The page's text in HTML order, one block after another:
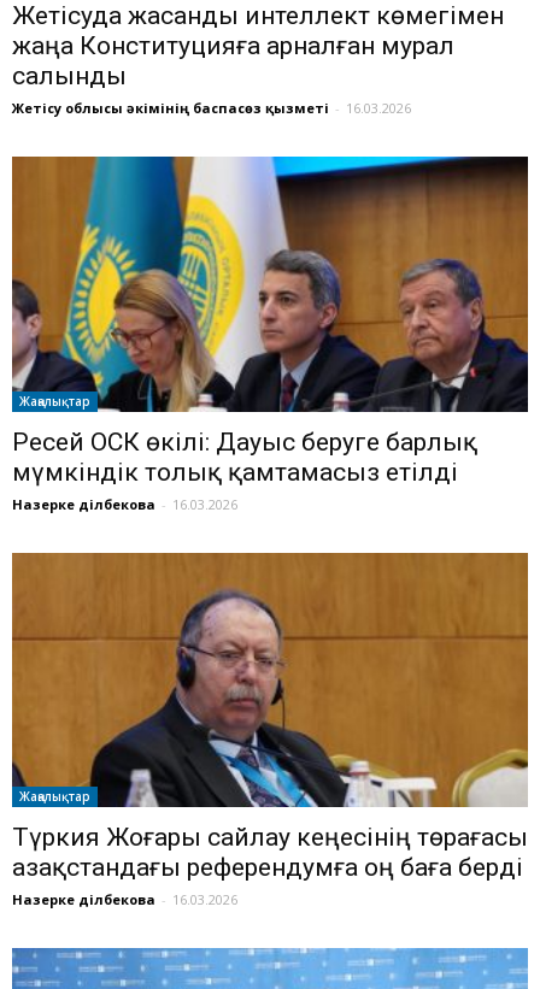
Жетісуда жасанды интеллект көмегімен
жаңа Конституцияға арналған мурал
салынды
Жетісу облысы әкімінің баспасөз қызметі - 16.03.2026
Жаңалықтар
Ресей ОСК өкілі: Дауыс беруге барлық
мүмкіндік толық қамтамасыз етілді
Назерке Әділбекова - 16.03.2026
Жаңалықтар
Түркия Жоғары сайлау кеңесінің төрағасы
Қазақстандағы референдумға оң баға берді
Назерке Әділбекова - 16.03.2026